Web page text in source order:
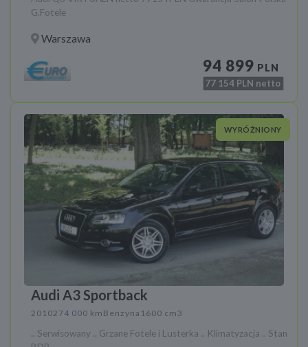
G.Fotele
Warszawa
94 899 PLN
77 154 PLN netto
WYRÓŻNIONY
Audi A3 Sportback
2010274 000 km Benzyna 1600 cm3
.. Serwisowany .. Grzane Fotele i Lusterka .. Klimatyzacja .. Stan